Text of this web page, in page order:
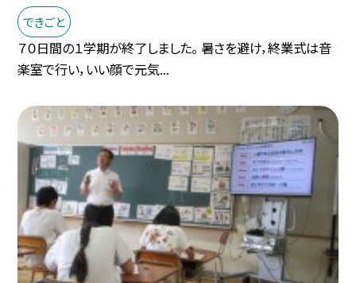
できごと
７０日間の１学期が終了しました。 暑さを避け，終業式は音
楽室で行い，いい顔で元気...